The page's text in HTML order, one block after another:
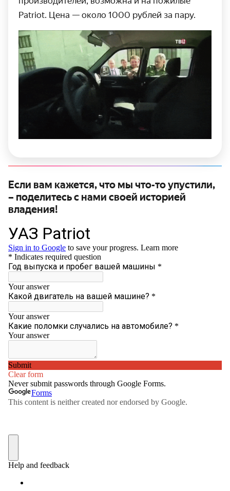
Patriot. Цена — около 1000 рублей за пару.
Если вам кажется, что мы что-то упустили,
– поделитесь с нами своей историей
владения!